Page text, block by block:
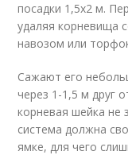
посадки 1,5х2 м.
удаляя корневища
навозом или
Сажают его
через 1-1,5 м друг
корневая шейка не
система должна
ямке, для чего